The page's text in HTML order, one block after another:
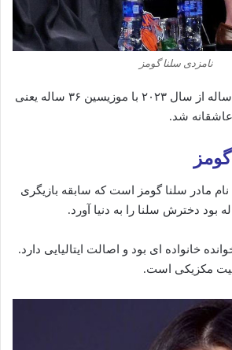
نامزدی سلنا گومز
سلنا گومز خواننده ۳۱ ساله از سال ۲۰۲۳ با موزیسین ۳۶ ساله یعنی
عاشقانه شد.
نام مادر سلنا گومز است که سابقه بازیگری
خانواده ای بود و اصالت ایتالیایی دارد.
مکزیکی است.